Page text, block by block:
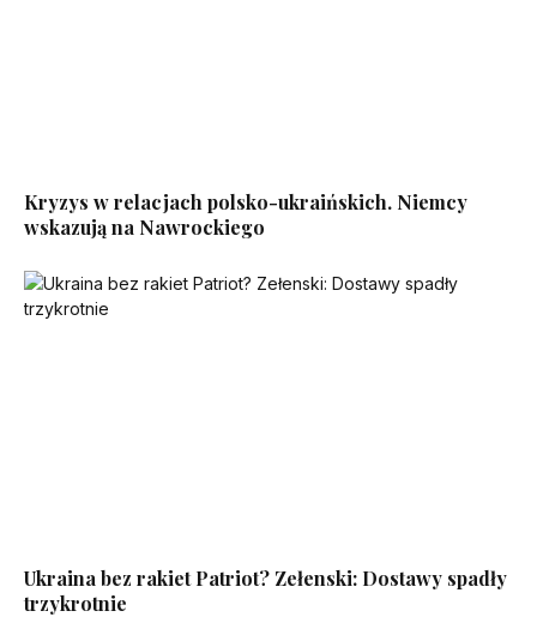
Kryzys w relacjach polsko-ukraińskich. Niemcy
wskazują na Nawrockiego
Ukraina bez rakiet Patriot? Zełenski: Dostawy spadły
trzykrotnie